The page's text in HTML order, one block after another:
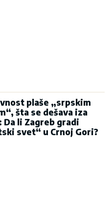
plaše „srpskim
šta se dešava iza
Da li Zagreb gradi
svet“ u Crnoj Gori?